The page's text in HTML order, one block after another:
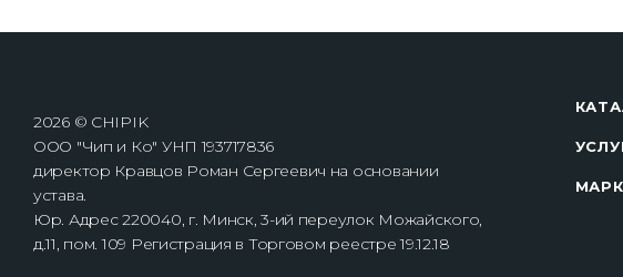
2026 © CHIPIK
ООО "Чип и Ко" УНП 193717836
директор Кравцов Роман Сергеевич на основании
устава.
Юр. Адрес 220040, г. Минск, 3-ий переулок Можайского,
д.11, пом. 109 Регистрация в Торговом реестре 19.12.18